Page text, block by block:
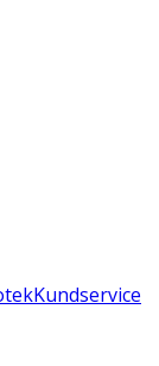
Kundservice